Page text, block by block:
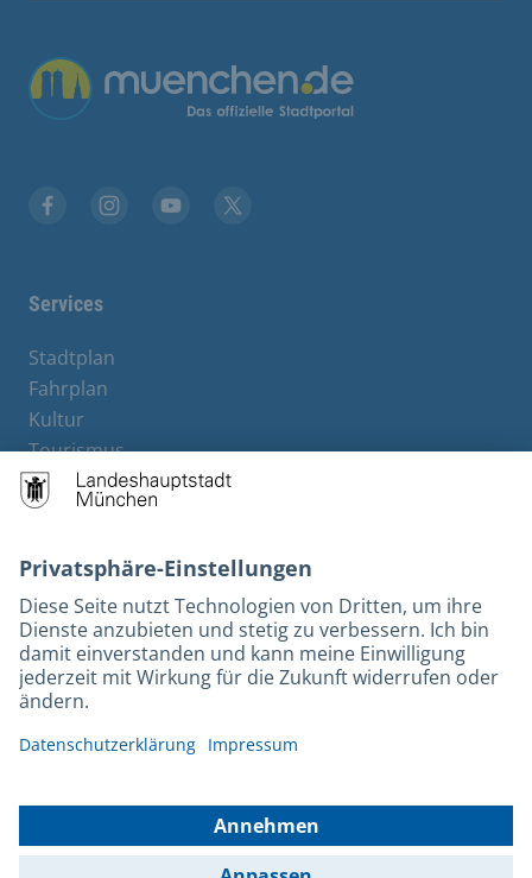
Services
Stadtplan
Fahrplan
Kultur
Tourismus
M-Strom
Bürgerservice
Kontakt
Barrierefreiheit
Leichte Sprache
Gebärdensprache
Kontakt